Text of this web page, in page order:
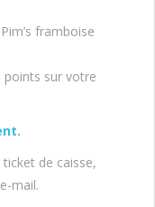
framboise
points sur votre
de caisse,
mail.